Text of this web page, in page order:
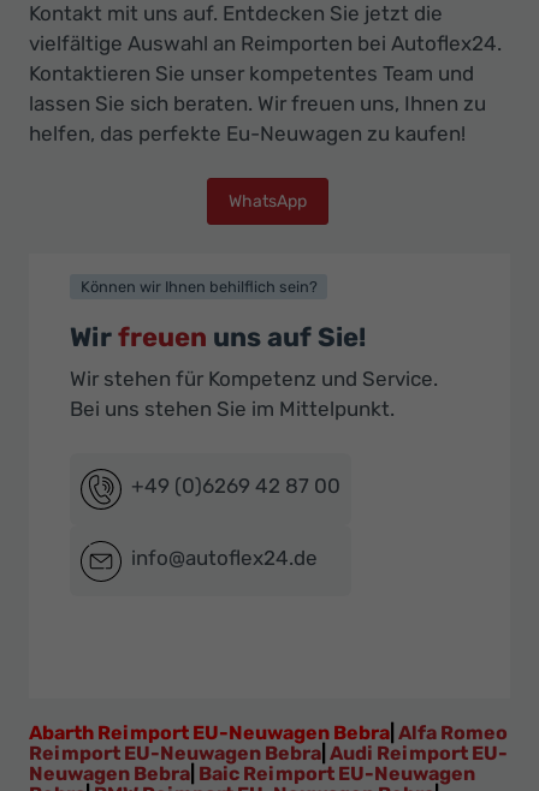
Kontakt mit uns auf. Entdecken Sie jetzt die
vielfältige Auswahl an Reimporten bei Autoflex24.
Kontaktieren Sie unser kompetentes Team und
lassen Sie sich beraten. Wir freuen uns, Ihnen zu
helfen, das perfekte Eu-Neuwagen zu kaufen!
WhatsApp
Können wir Ihnen behilflich sein?
Wirfreuen uns auf Sie!
Wir stehen für Kompetenz und Service.
Bei uns stehen Sie im Mittelpunkt.
+49 (0)6269 42 87 00
info@autoflex24.de
Abarth Reimport EU-Neuwagen Bebra Alfa Romeo
Reimport EU-Neuwagen Bebra Audi Reimport EU-
Neuwagen Bebra Baic Reimport EU-Neuwagen